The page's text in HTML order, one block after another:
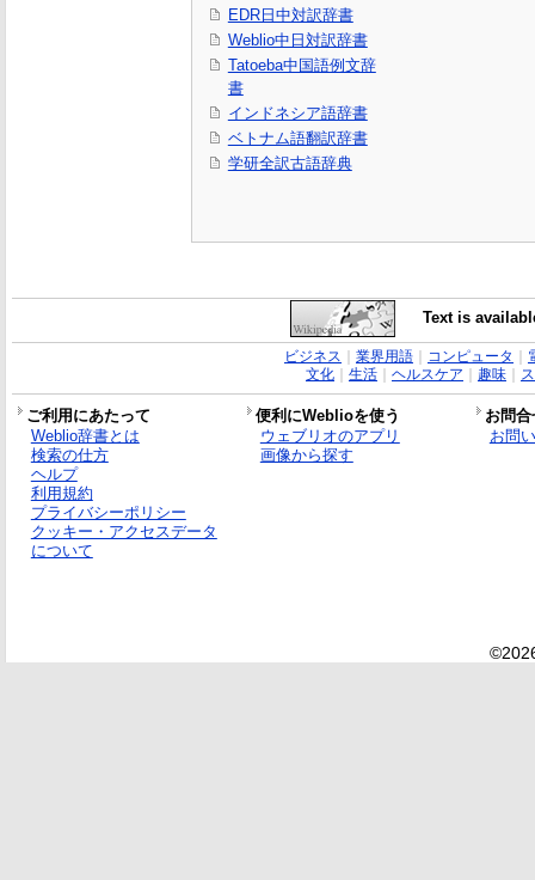
EDR日中対訳辞書
Weblio中日対訳辞書
Tatoeba中国語例文辞
書
インドネシア語辞書
ベトナム語翻訳辞書
学研全訳古語辞典
Text is
ビジネス 業界用語｜ コンピュータ
文化｜ 生活｜ ヘルスケア 趣味｜
ご利用にあたって 便利にWeblioを使う
お問
Weblio辞書とは
検索の仕方
ヘルプ
利用規約
プライバシーポリシー
クッキー・アクセスデータ
について
ウェブリオのアプリ
画像から探す
お問